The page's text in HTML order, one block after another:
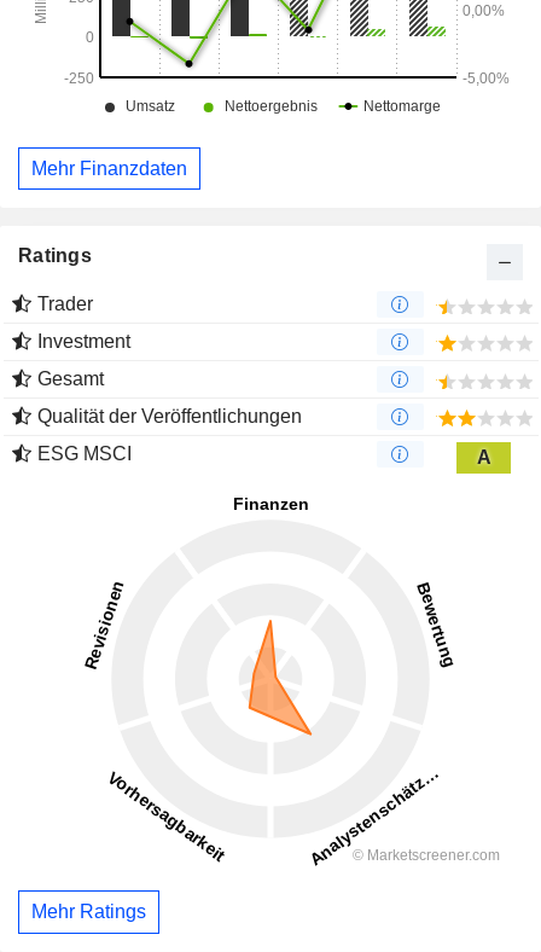
Mehr Finanzdaten
Ratings
Trader
Investment
Gesamt
Qualität der Veröffentlichungen
ESG MSCI
A
Mehr Ratings